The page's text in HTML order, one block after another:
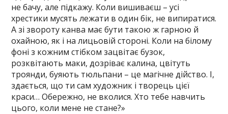
не бачу, але підкажу. Коли вишиваєш – усі
хрестики мусять лежати в один бік, не випиратися.
А зі звороту канва має бути такою ж гарною й
охайною, як і на лицьовій стороні. Коли на білому
фоні з кожним стібком зацвітає бузок,
розквітають маки, дозріває калина, цвітуть
троянди, буяють тюльпани – це магічне дійство. І,
здається, що ти сам художник і творець цієї
краси… Обережно, не вколися. Хто тебе навчить
цього, коли мене не стане?»